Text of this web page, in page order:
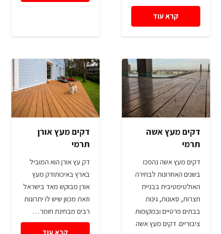
קרא עוד
דקים מעץ אשה
תרמי
דקים מעץ אשה נהפכו
בשנים האחרונות לבחירה
האולטימטיבית בבניית
חצרות, סאונות, גינות
בבתים פרטיים ובמקומות
ציבוריים. דקים מעץ אשה
דקים מעץ אורן
תרמי
דק עץ אורן הוא המוביל
בארץ באיכותודק מעץ
אורן מבוקש מאד בישראל
וזאת מכוון שיש לו יתרונות
רבים מבחינת חומר…